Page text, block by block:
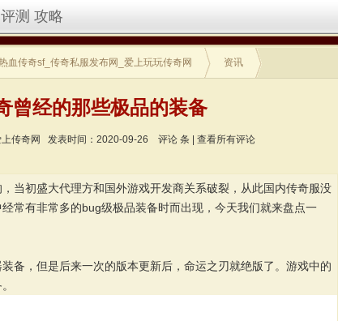
评测 攻略
血传奇sf_传奇私服发布网_爱上玩玩传奇网 资讯
曾经的那些极品的装备
传奇网 发表时间：2020-09-26 评论 条 | 查看所有评论
初盛大代理方和国外游戏开发商关系破裂，从此国内传奇服没
常有非常多的bug级极品装备时而出现，今天我们就来盘点一
备，但是后来一次的版本更新后，命运之刃就绝版了。游戏中的